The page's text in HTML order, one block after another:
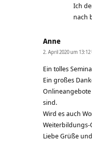
Ich
nach
Anne
2. April 2020 um
Ein tolles
Ein großes
sind.
Wird es auch
Weiterbildungs-
Liebe Grüße